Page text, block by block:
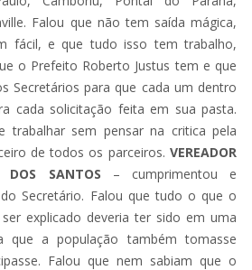
Falou que não tem saída mágica,
fácil, e que tudo isso tem trabalho,
o Prefeito Roberto Justus tem e que
Secretários para que cada um dentro
cada solicitação feita em sua pasta.
trabalhar sem pensar na critica pela
de todos os parceiros. VEREADOR
DOS SANTOS – cumprimentou e
Secretário. Falou que tudo o que o
explicado deveria ter sido em uma
que a população também tomasse
Falou que nem sabiam que o